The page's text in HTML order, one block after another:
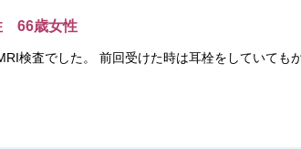
66歳女性
検査でした。 前回受けた時は耳栓をしていて